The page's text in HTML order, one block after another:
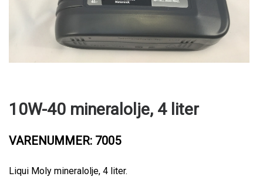
10W-40 mineralolje, 4 liter
VARENUMMER: 7005
Liqui Moly mineralolje, 4 liter.